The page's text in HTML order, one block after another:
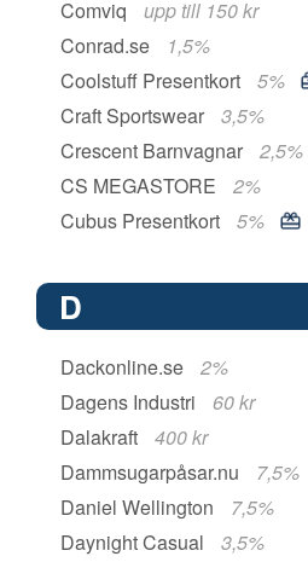
Comviq
upp till 150 kr
Conrad.se
1,5%
Coolstuff Presentkort
5%
Craft Sportswear
3,5%
Crescent Barnvagnar
2,5%
CS MEGASTORE
2%
Cubus Presentkort
5%
D
Dackonline.se
2%
Dagens Industri
60 kr
Dalakraft
400 kr
Dammsugarpåsar.nu
7,5%
Daniel Wellington
7,5%
Daynight Casual
3,5%